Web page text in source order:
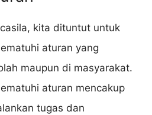
kita dituntut untuk
aturan yang
maupun di masyarakat.
aturan mencakup
tugas dan